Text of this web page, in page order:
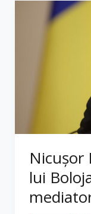
Nicușor
lui